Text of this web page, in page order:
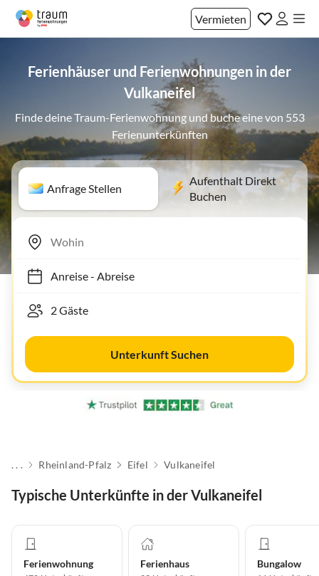
Vermieten
Ferienhäuser und Ferienwohnungen in der
Vulkaneifel
Finde deine Traum-Ferienwohnung und buche eine von 553
Ferienunterkünften
Anfrage Stellen
Aufenthalt Direkt
Buchen
Anreise- Abreise
Unterkunft Suchen
. . . Rheinland-Pfalz Eifel Vulkaneifel
Typische Unterkünfte in der Vulkaneifel
Ferienwohnung Ferienhaus Bungalow